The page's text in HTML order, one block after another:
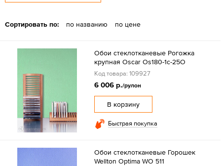
Сортировать по: по названию по цене
Обои стеклотканевые Рогожка
крупная Oscar Os180-1c-25O
Код товара: 109927
6 006 р./рулон
В корзину
Быстрая покупка
Обои стеклотканевые Горошек
Wellton Optima WO 511